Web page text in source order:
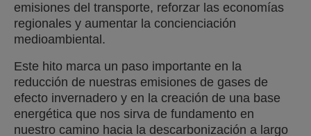
emisiones del transporte, reforzar las economías
regionales y aumentar la concienciación
medioambiental.
Este hito marca un paso importante en la
reducción de nuestras emisiones de gases de
efecto invernadero y en la creación de una base
energética que nos sirva de fundamento en
nuestro camino hacia la descarbonización a largo